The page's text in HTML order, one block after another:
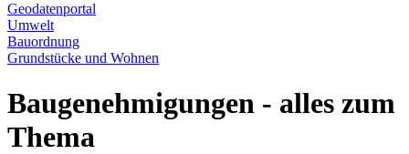
Geodatenportal
Umwelt
Bauordnung
Grundstücke und Wohnen
Baugenehmigungen - alles zum
Thema